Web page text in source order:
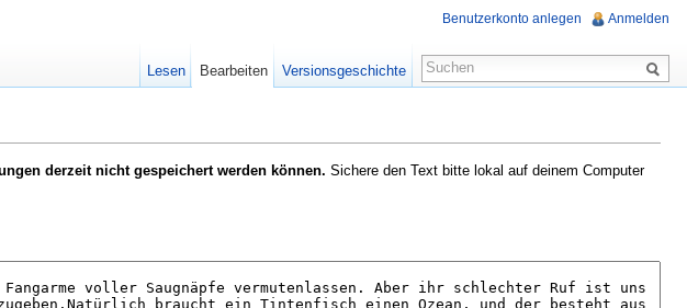
derzeit nicht gespeichert werden können. Sichere den Text bitte lokal auf deinem Computer
Benutzerkonto anlegen Anmelden
Lesen Bearbeiten Versionsgeschichte